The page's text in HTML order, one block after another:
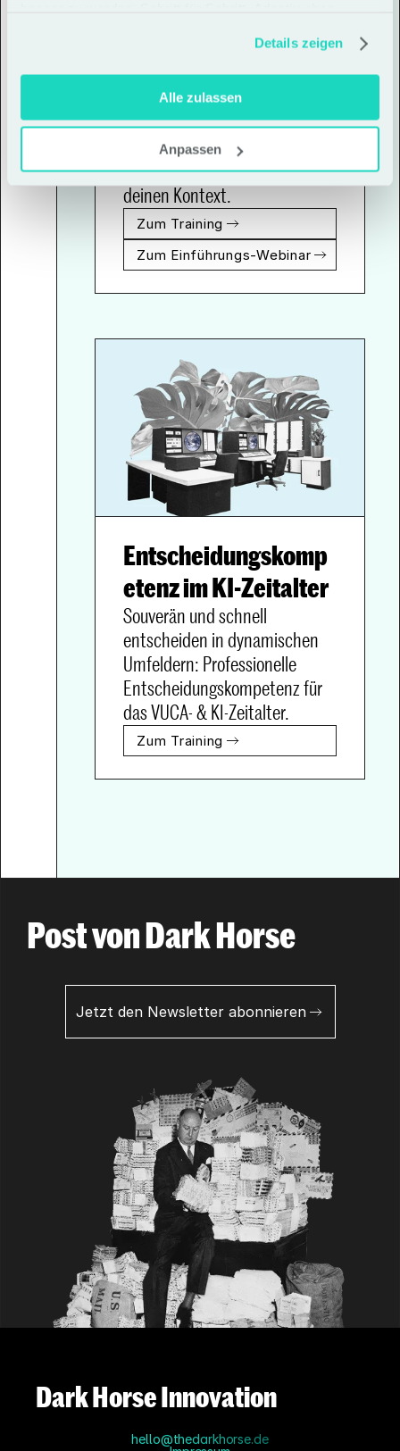
Details zeigen
Alle zulassen
Anpassen
Entwickle Strategie als
wirksame Kopplung von
Entscheidungen,
Kommunikation und Routinen –
und übersetze sie in
handlungsfähige Führung für
deinen Kontext.
Zum Training
Zum Einführungs-Webinar
Entscheidungskomp
Souverän und schnell
entscheiden in dynamischen
Umfeldern: Professionelle
Entscheidungskompetenz für
das VUCA- & KI-Zeitalter.
Zum Training
Post von Dark Horse
Jetzt den Newsletter abonnieren
Dark Horse Innovation
hello@thedarkhorse.de